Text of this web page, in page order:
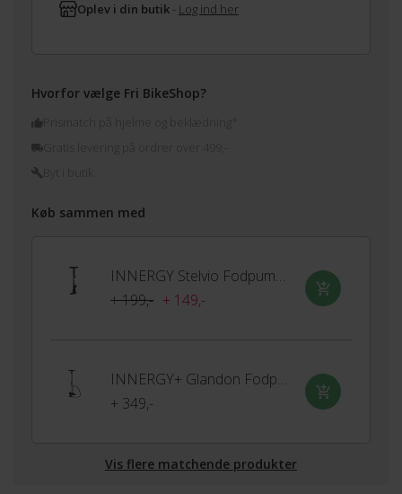
Oplev i din butik - Log ind her
Hvorfor vælge Fri BikeShop?
Prismatch på hjelme og beklædning*
Køb sammen med
INNERGY Stelvio Fodpumpe
+ 199,- + 149,-
INNERGY+ Glandon Fodpumpe
+ 349,-
Vis flere matchende produkter